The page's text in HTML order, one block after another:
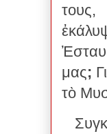
μας;
τὸ